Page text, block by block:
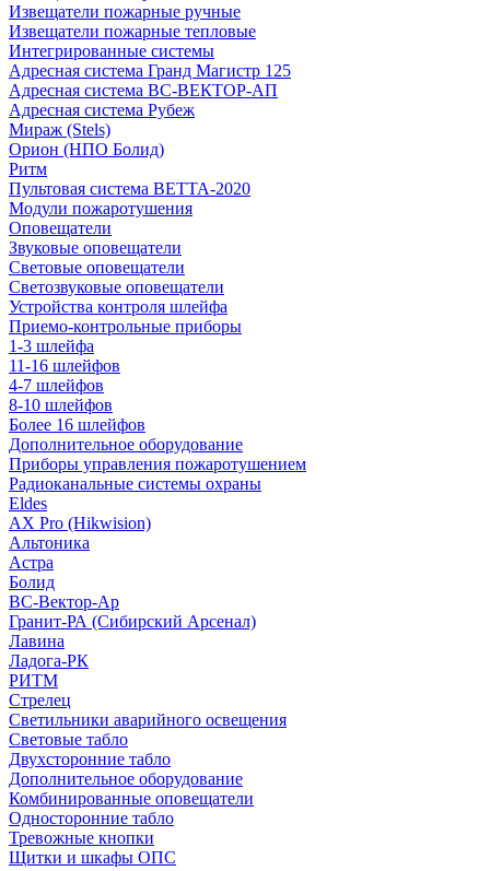
Извещатели пожарные ручные
Извещатели пожарные тепловые
Интегрированные системы
Адресная система Гранд Магистр 125
Адресная система ВС-ВЕКТОР-АП
Адресная система Рубеж
Мираж (Stels)
Орион (НПО Болид)
Ритм
Пультовая система ВЕТТА-2020
Модули пожаротушения
Оповещатели
Звуковые оповещатели
Световые оповещатели
Светозвуковые оповещатели
Устройства контроля шлейфа
Приемо-контрольные приборы
1-3 шлейфа
11-16 шлейфов
4-7 шлейфов
8-10 шлейфов
Более 16 шлейфов
Дополнительное оборудование
Приборы управления пожаротушением
Радиоканальные системы охраны
Eldes
AX Pro (Hikwision)
Альтоника
Астра
Болид
ВС-Вектор-Ар
Гранит-РА (Сибирский Арсенал)
Лавина
Ладога-РК
РИТМ
Стрелец
Светильники аварийного освещения
Световые табло
Двухсторонние табло
Дополнительное оборудование
Комбинированные оповещатели
Односторонние табло
Тревожные кнопки
Щитки и шкафы ОПС